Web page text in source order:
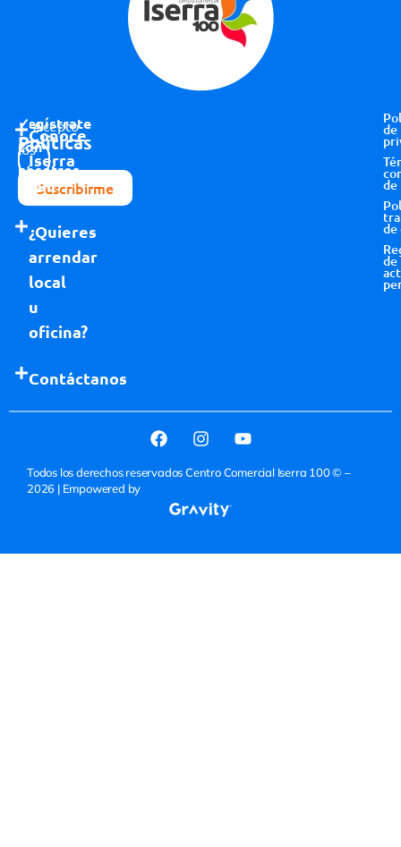
Regístrate
con
nosotros
Acepto
los
términos y
condiciones
Suscribirme
Conoce
Iserra
100
¿Quieres
arrendar
local
u
oficina?
Contáctanos
Políticas
de
de
de
de
Todos los derechos reservados Centro Comercial Iserra 100 © –
2026 | Empowered by